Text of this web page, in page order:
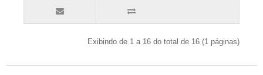
Exibindo de 1 a 16 do total de 16 (1 páginas)